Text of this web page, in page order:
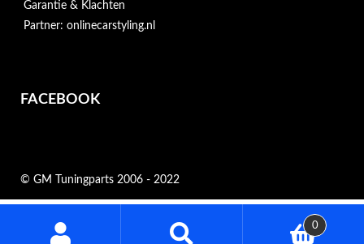
Garantie & Klachten
Partner: onlinecarstyling.nl
FACEBOOK
© GM Tuningparts 2006 - 2022
0